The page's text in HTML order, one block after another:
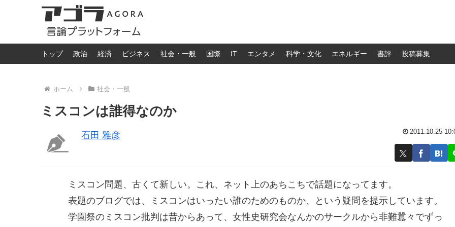
トップ 政治 経済 ビジネス 社会・一般 国際 IT エンタメ 科学・文化 エネルギー 書評 投稿募集
ホーム 社会・一般
ミスコンは誰得なのか
石田 雅彦 2011.10.25
ミスコン問題、古くて新しい。これ、ネット上のあちこちで話題になってます。
表題のブログでは、ミスコンはいったい誰のためのものか、という疑問を提示しています。
学園祭のミスコン批判は昔からあって、女性史研究会なんかのサークルから非難囂々でずっ